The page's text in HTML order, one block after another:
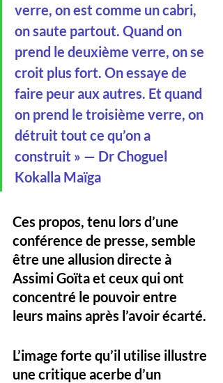
verre, on est comme un cabri,
on saute partout. Quand on
prend le deuxième verre, on se
croit plus fort. On essaye de
faire peur aux autres. Et quand
on prend le troisième verre, on
détruit tout ce qu’on a
construit » — Dr Choguel
Kokalla Maïga
Ces propos, tenu lors d’une
conférence de presse, semble
être une allusion directe à
Assimi Goïta et ceux qui ont
concentré le pouvoir entre
leurs mains après l’avoir écarté.
L’image forte qu’il utilise illustre
une critique acerbe d’un